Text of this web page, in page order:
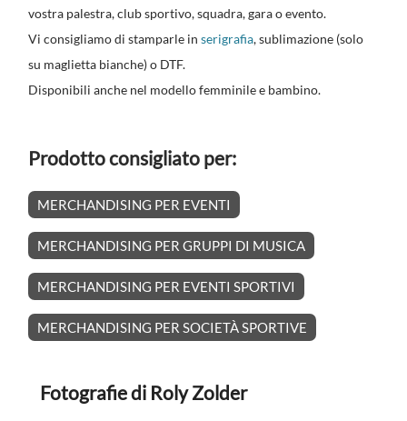
vostra palestra, club sportivo, squadra, gara o evento.
Vi consigliamo di stamparle inserigrafia, sublimazione (solo
su maglietta bianche) o DTF.
Disponibili anche nel modello femminile e bambino.
Prodotto consigliato per:
MERCHANDISING PER EVENTI
MERCHANDISING PER GRUPPI DI MUSICA
MERCHANDISING PER EVENTI SPORTIVI
MERCHANDISING PER SOCIETÀ SPORTIVE
Fotografie di Roly Zolder